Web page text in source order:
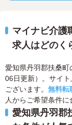
マイナビ介護
求人はどのく
愛知県丹羽郡扶桑町
06日更新）。サイ
ございます。 無料転
人からご希望条件に
愛知県丹羽郡